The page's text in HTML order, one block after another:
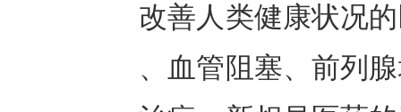
改善人类健康状况
、血管阻塞、前列